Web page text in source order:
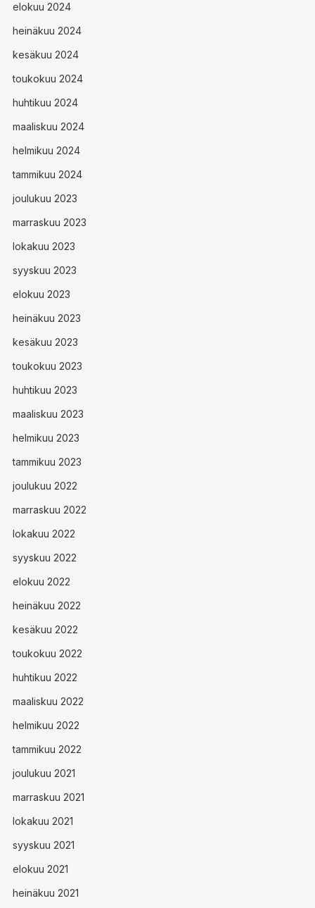
elokuu 2024
heinäkuu 2024
kesäkuu 2024
toukokuu 2024
huhtikuu 2024
maaliskuu 2024
helmikuu 2024
tammikuu 2024
joulukuu 2023
marraskuu 2023
lokakuu 2023
syyskuu 2023
elokuu 2023
heinäkuu 2023
kesäkuu 2023
toukokuu 2023
huhtikuu 2023
maaliskuu 2023
helmikuu 2023
tammikuu 2023
joulukuu 2022
marraskuu 2022
lokakuu 2022
syyskuu 2022
elokuu 2022
heinäkuu 2022
kesäkuu 2022
toukokuu 2022
huhtikuu 2022
maaliskuu 2022
helmikuu 2022
tammikuu 2022
joulukuu 2021
marraskuu 2021
lokakuu 2021
syyskuu 2021
elokuu 2021
heinäkuu 2021